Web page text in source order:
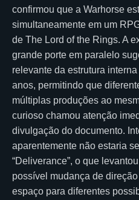
confirmou que a Warhorse
simultaneamente em um
de The Lord of the Rings. A
grande porte em paralelo
relevante da estrutura
anos, permitindo que
múltiplas produções ao
curioso chamou atenção
divulgação do documento.
aparentemente não estaria
“Deliverance”, o que
possível mudança de
espaço para diferentes